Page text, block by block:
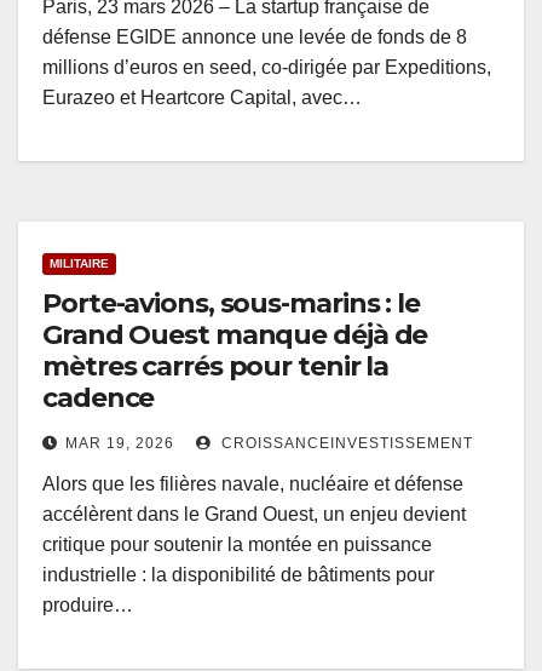
Paris, 23 mars 2026 – La startup française de
défense EGIDE annonce une levée de fonds de 8
millions d’euros en seed, co-dirigée par Expeditions,
Eurazeo et Heartcore Capital, avec…
MILITAIRE
Porte-avions, sous-marins : le
Grand Ouest manque déjà de
mètres carrés pour tenir la
cadence
MAR 19, 2026 CROISSANCEINVESTISSEMENT
Alors que les filières navale, nucléaire et défense
accélèrent dans le Grand Ouest, un enjeu devient
critique pour soutenir la montée en puissance
industrielle : la disponibilité de bâtiments pour
produire…